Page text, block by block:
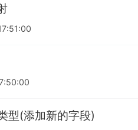
型(添加新的字段)